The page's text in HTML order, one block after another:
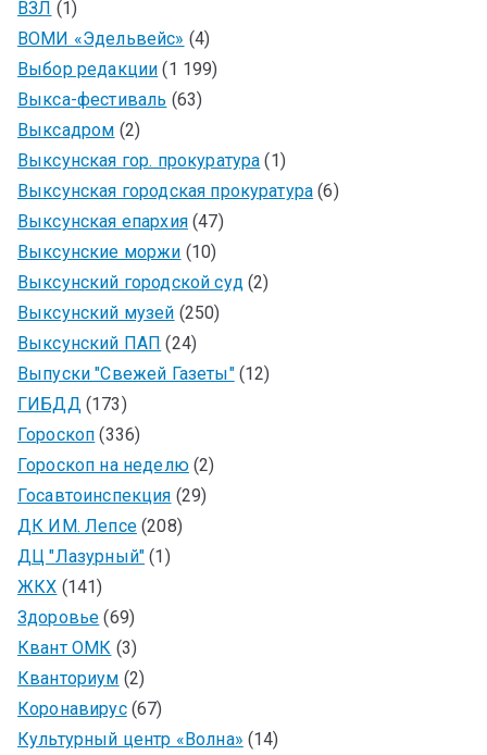
ВЗЛ (1)
ВОМИ «Эдельвейс» (4)
Выбор редакции (1 199)
Выкса-фестиваль (63)
Выксадром (2)
Выксунская гор. прокуратура (1)
Выксунская городская прокуратура (6)
Выксунская епархия(47)
Выксунские моржи (10)
Выксунский городской суд(2)
Выксунский музей (250)
Выксунский ПАП (24)
Выпуски "Свежей Газеты"(12)
ГИБДД(173)
Гороскоп (336)
Гороскоп на неделю(2)
Госавтоинспекция (29)
ДК ИМ. Лепсе(208)
ДЦ "Лазурный" (1)
ЖКХ (141)
Здоровье (69)
Квант ОМК (3)
Кванториум (2)
Коронавирус(67)
Культурный центр «Волна» (14)